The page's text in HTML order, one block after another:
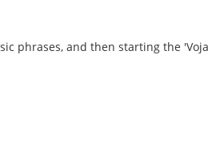
phrases, and then starting the